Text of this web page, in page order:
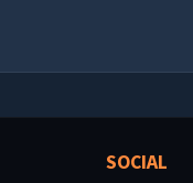
SOCIAL